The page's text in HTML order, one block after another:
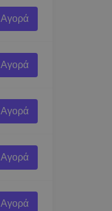
Αγορά
Αγορά
Αγορά
Αγορά
Αγορά